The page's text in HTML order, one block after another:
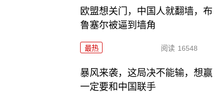
欧盟想关门，中国人就翻墙，布
鲁塞尔被逼到墙角
最热 阅读 16548
暴风来袭，这局决不能输，想赢
一定要和中国联手